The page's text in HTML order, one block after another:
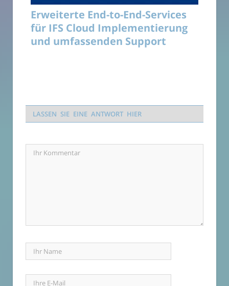
Erweiterte End-to-End-Services
für IFS Cloud Implementierung
und umfassenden Support
LASSEN SIE EINE ANTWORT HIER